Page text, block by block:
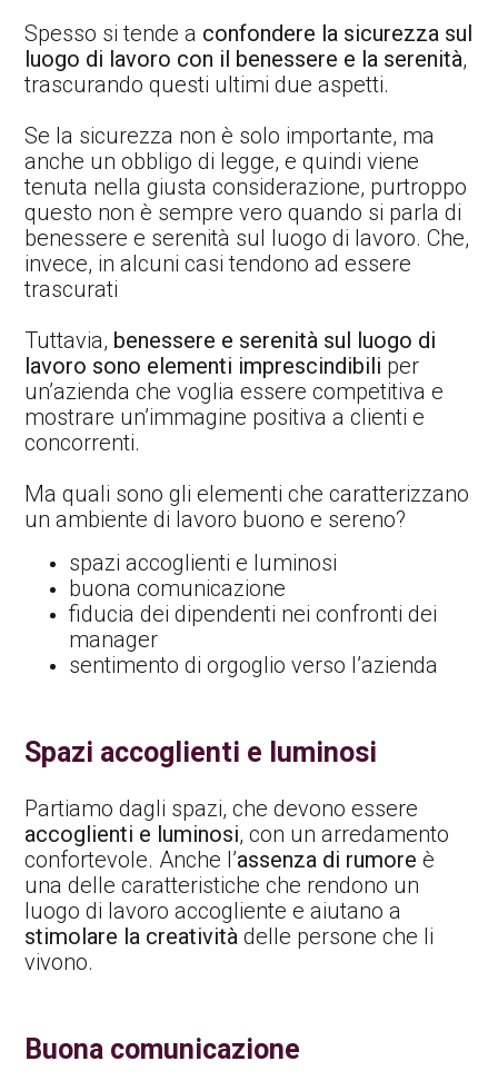
Spesso si tende a confondere la sicurezza sul
luogo di lavoro con il benessere e la serenità,
trascurando questi ultimi due aspetti.
Se la sicurezza non è solo importante, ma
anche un obbligo di legge, e quindi viene
tenuta nella giusta considerazione, purtroppo
questo non è sempre vero quando si parla di
benessere e serenità sul luogo di lavoro. Che,
invece, in alcuni casi tendono ad essere
trascurati
Tuttavia, benessere e serenità sul luogo di
lavoro sono elementi imprescindibili per
un’azienda che voglia essere competitiva e
mostrare un’immagine positiva a clienti e
concorrenti.
Ma quali sono gli elementi che caratterizzano
un ambiente di lavoro buono e sereno?
spazi accoglienti e luminosi
buona comunicazione
fiducia dei dipendenti nei confronti dei
manager
sentimento di orgoglio verso l’azienda
Spazi accoglienti e luminosi
Partiamo dagli spazi, che devono essere
accoglienti e luminosi, con un arredamento
confortevole. Anche l’assenza di rumore è
una delle caratteristiche che rendono un
luogo di lavoro accogliente e aiutano a
stimolare la creatività delle persone che li
vivono.
Buona comunicazione